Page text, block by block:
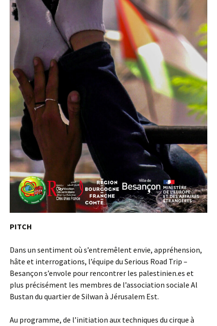
PITCH
Dans un sentiment où s’entremêlent envie, appréhension,
hâte et interrogations, l’équipe du Serious Road Trip –
Besançon s’envole pour rencontrer les palestinien.es et
plus précisément les membres de l’association sociale Al
Bustan du quartier de Silwan à Jérusalem Est.
Au programme, de l’initiation aux techniques du cirque à